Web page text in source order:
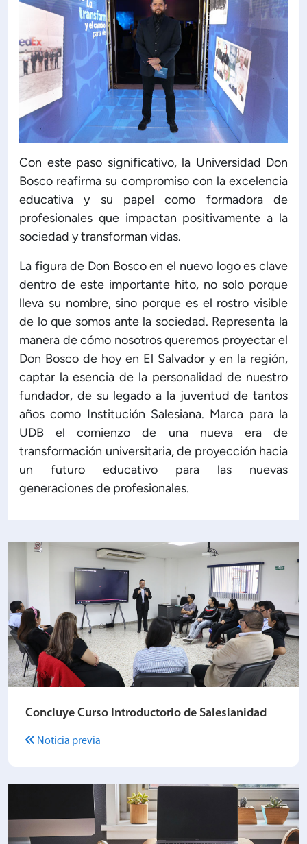
Con este paso significativo, la Universidad Don
Bosco reafirma su compromiso con la excelencia
educativa y su papel como formadora de
profesionales que impactan positivamente a la
sociedad y transforman vidas.
La figura de Don Bosco en el nuevo logo es clave
dentro de este importante hito, no solo porque
lleva su nombre, sino porque es el rostro visible
de lo que somos ante la sociedad. Representa la
manera de cómo nosotros queremos proyectar el
Don Bosco de hoy en El Salvador y en la región,
captar la esencia de la personalidad de nuestro
fundador, de su legado a la juventud de tantos
años como Institución Salesiana. Marca para la
UDB el comienzo de una nueva era de
transformación universitaria, de proyección hacia
un futuro educativo para las nuevas
generaciones de profesionales.
Concluye Curso Introductorio de Salesianidad
Noticia previa